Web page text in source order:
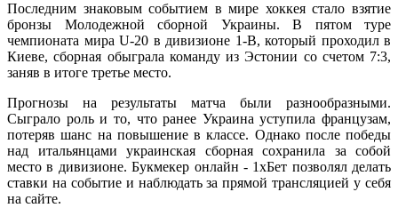
Последним знаковым событием в мире хоккея стало взятие
бронзы Молодежной сборной Украины. В пятом туре
чемпионата мира U-20 в дивизионе 1-В, который проходил в
Киеве, сборная обыграла команду из Эстонии со счетом 7:3,
заняв в итоге третье место.
Прогнозы на результаты матча были разнообразными.
Сыграло роль и то, что ранее Украина уступила французам,
потеряв шанс на повышение в классе. Однако после победы
над итальянцами украинская сборная сохранила за собой
место в дивизионе. Букмекер онлайн - 1хБет позволял делать
ставки на событие и наблюдать за прямой трансляцией у себя
на сайте.